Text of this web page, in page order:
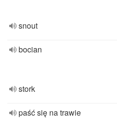
snout
bocian
stork
paść się na trawie